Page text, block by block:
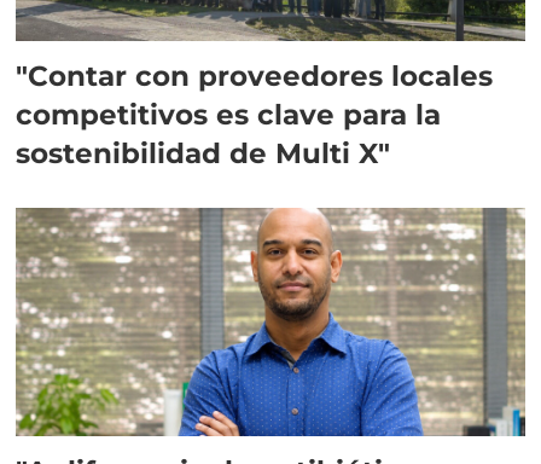
"Contar con proveedores locales
competitivos es clave para la
sostenibilidad de Multi X"